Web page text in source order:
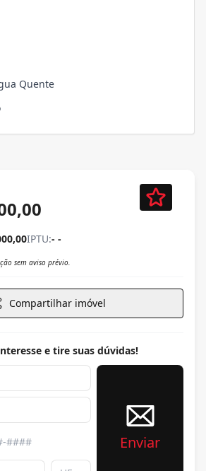
Quente
IPTU:- -
sem aviso prévio.
Compartilhar imóvel
e tire suas dúvidas!
Enviar